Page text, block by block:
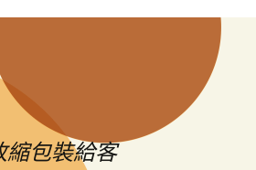
縮包裝給客